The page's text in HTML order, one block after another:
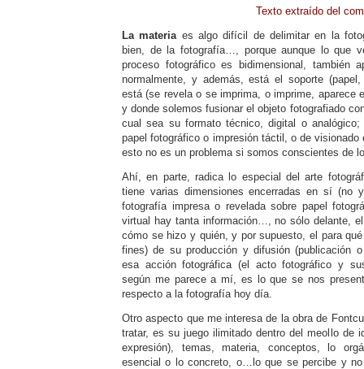
Texto extraído del
La materia es algo difícil de delimitar en la
bien, de la fotografía…, porque aunque lo que
proceso fotográfico es bidimensional, también
normalmente, y además, está el soporte
está (se revela o se imprima, o imprime, aparece
y donde solemos fusionar el objeto fotografiado
cual sea su formato técnico, digital o
papel fotográfico o impresión táctil, o de visionado
esto no es un problema si somos conscientes de
Ahí, en parte, radica lo especial del arte
tiene varias dimensiones encerradas en sí (no
fotografía impresa o revelada sobre papel
virtual hay tanta información…, no sólo delante,
cómo se hizo y quién, y por supuesto, el para
fines) de su producción y difusión (publicación
esa acción fotográfica (el acto fotográfico y
según me parece a mí, es lo que se nos
respecto a la fotografía hoy día.
Otro aspecto que me interesa de la obra de
tratar, es su juego ilimitado dentro del meollo de
expresión), temas, materia, conceptos, lo
esencial o lo concreto, o…lo que se percibe y